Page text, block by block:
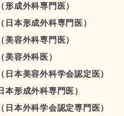
形成外科専門医）
日本形成外科専門医）
美容外科専門医）
容外科医）
日本美容外科学会認定医）
本形成外科専門医）
日本外科学会認定専門医）